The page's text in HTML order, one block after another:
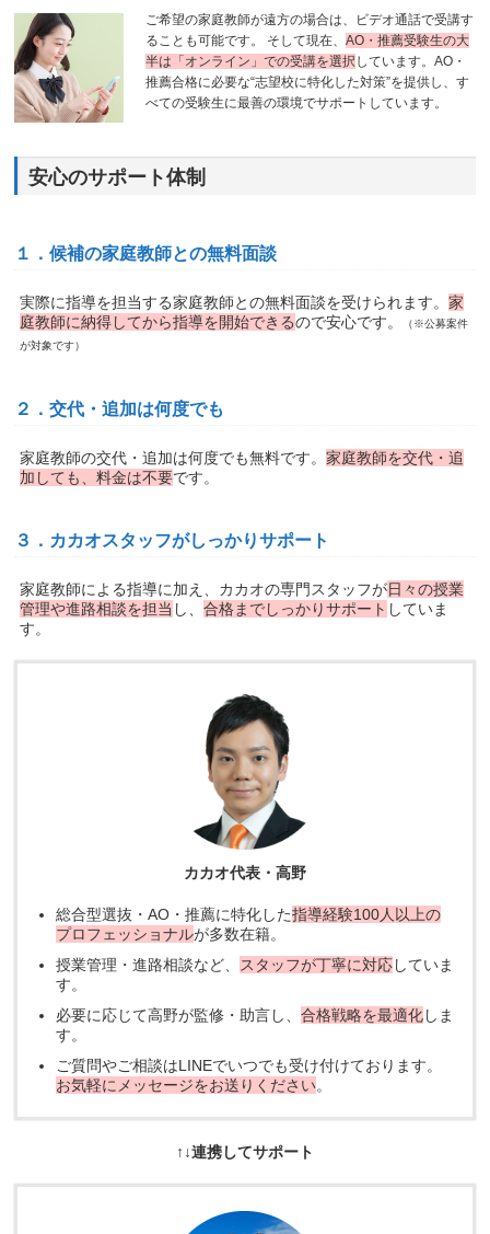
ご希望の家庭教師が遠方の場合は、ビデオ通話で受講す
ることも可能です。 そして現在、AO・推薦受験生の大
半は「オンライン」での受講を選択 しています。AO・
推薦合格に必要な“志望校に特化した対策”を提供し、す
べての受験生に最善の環境でサポートしています。
安心のサポート体制
１．候補の家庭教師との無料面談
実際に指導を担当する家庭教師との無料面談を受けられます。家
庭教師に納得してから指導を開始できるので安心です。
（※公募案件
が対象です）
２．交代・追加は何度でも
家庭教師の交代・追加は何度でも無料です。家庭教師を交代・追
加しても、料金は不要です。
３．カカオスタッフがしっかりサポート
家庭教師による指導に加え、カカオの専門スタッフが日々の授業
管理や進路相談を担当 し、合格までしっかりサポート していま
す。
カカオ代表・高野
総合型選抜・AO・推薦に特化した指導経験100人以上の
プロフェッショナルが多数在籍。
授業管理・進路相談など、 スタッフが丁寧に対応していま
す。
必要に応じて高野が監修・助言し、合格戦略を最適化しま
す。
ご質問やご相談はLINEでいつでも受け付けております。
お気軽にメッセージをお送りください。
↑↓連携してサポート